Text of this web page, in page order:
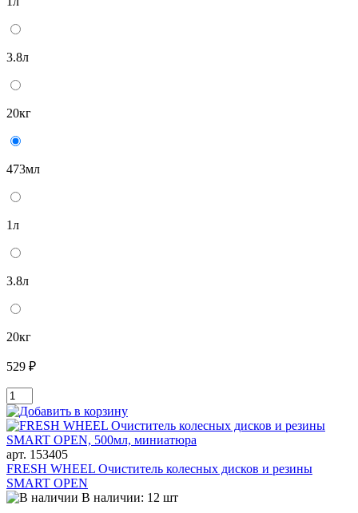
3.8л
20кг
473мл
1л
3.8л
20кг
529 ₽
арт. 153405
FRESH WHEEL Очиститель колесных дисков и резины
SMART OPEN
В наличии: 12 шт